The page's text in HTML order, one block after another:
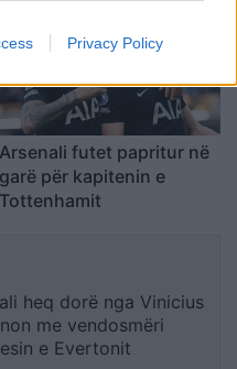
Privacy Policy
Arsenali futet papritur në
garë për kapitenin e
Tottenhamit
heq dorë nga Vinicius
me vendosmëri
e Evertonit